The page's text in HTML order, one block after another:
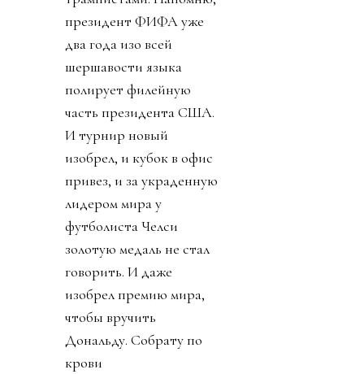
президент ФИФА уже
два года изо всей
шершавости языка
полирует филейную
часть президента США.
И турнир новый
изобрел, и кубок в офис
привез, и за украденную
лидером мира у
футболиста Челси
золотую медаль не стал
говорить. И даже
изобрел премию мира,
чтобы вручить
Дональду. Собрату по
крови